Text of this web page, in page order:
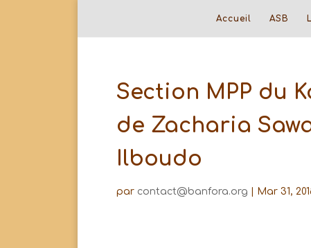
Accueil ASB
Section MPP du
de Zacharia
Ilboudo
par contact@banfora.org Mar 31,